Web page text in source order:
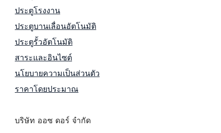
ประตูโรงงาน
ประตูบานเลื่อนอัตโนมัติ
ประตูรั้วอัตโนมัติ
สาระและอินไซต์
นโยบายความเป็นส่วนตัว
ราคาโดยประมาณ
บริษัท ออซ ดอร์ จำกัด